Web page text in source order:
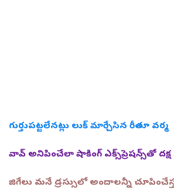
గుర్తుపట్టలేనట్లు లుక్ మార్చేసిన రీతూ వర్మ
వావ్ అనిపించేలా షాకింగ్ ఎక్స్‌ప్రెషన్స్‌తో దక్ష
జిగేలు మనే డ్రస్సులో అందాలన్నీ